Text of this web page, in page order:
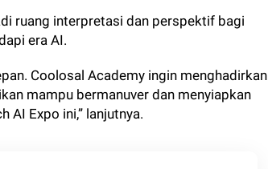
ruang interpretasi dan perspektif bagi
era AI.
Coolosal Academy ingin menghadirkan
mampu bermanuver dan menyiapkan
AI Expo ini,” lanjutnya.